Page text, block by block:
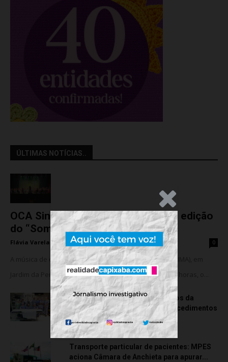
ÚLTIMAS NOTÍCIAS..
OCA Sinfônica é a atração da nova edição
do “Som na...
Flávia Varela sexta-feira, 7 de agosto de 2026 0
A música de câmara vai ocupar o Instituto Marlin Azul (IMA), em
Jardim da Penha, nesta sexta-feira (07). A partir das 18 horas, o...
Rede hospitalar celebra seis anos da
cirurgia robótica com 1.845 procedimentos
quinta-feira, 6 de agosto de 2026
Transporte particular de pacientes: MPES
aciona Câmara de Anchieta para apurar...